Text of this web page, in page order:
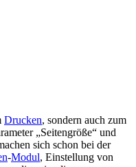
Drucken, sondern auch zum
Seitengröße
und
sich schon bei der
-Modul, Einstellung von